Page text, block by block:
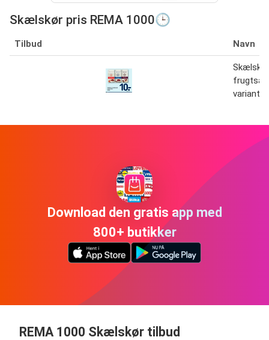
Skælskør pris REMA 1000🕒
Tilbud Navn
Skælskør
varianter
Download den gratis app med
800+ butikker
REMA 1000 Skælskør tilbud